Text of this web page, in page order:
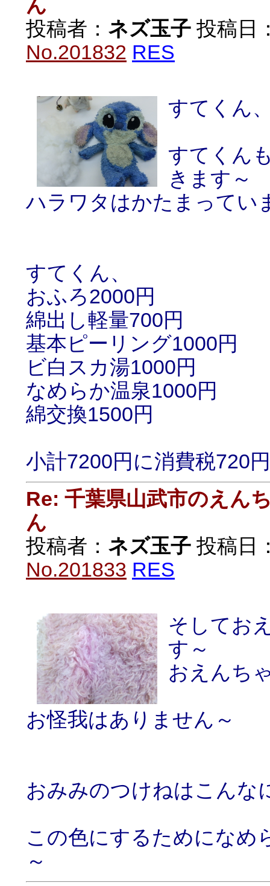
ん
投稿者： ネズ玉子 投稿日
No.201832 RES
すてくん
すてくん
きます～
ハラワタはかたまってい
すてくん、
おふろ2000円
綿出し軽量700円
基本ピーリング1000円
ビ白スカ湯1000円
なめらか温泉1000円
綿交換1500円
小計7200円に消費税720
Re: 千葉県山武市のえん
ん
投稿者： ネズ玉子 投稿日
No.201833 RES
そしてお
す～
おえんち
お怪我はありません～
おみみのつけねはこんな
この色にするためになめ
～